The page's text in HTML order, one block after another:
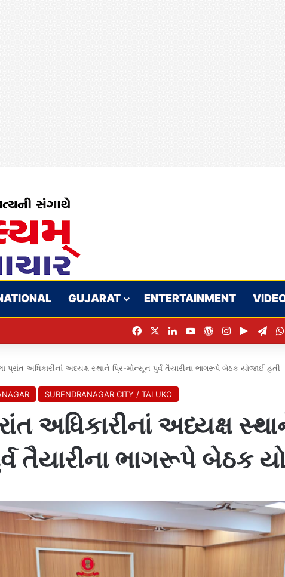
GUJARAT ENTERTAINMENT
FacebookLinkedInYouTubeWordPress
Instagram
Google
પ્રાંત અધિકારીનાં અધ્યક્ષ સ્થાને પ્રિ-મોન્સૂન પુર્વ તૈયારીના ભાગરૂપે બેઠક યોજાઈ હતી
SURENDRANAGAR CITY / TALUKO
અધિકારીનાં અધ્યક્ષ
તૈયારીના ભાગરૂપે બેઠક